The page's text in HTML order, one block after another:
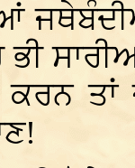
ਭੀ
ਕਰਨ